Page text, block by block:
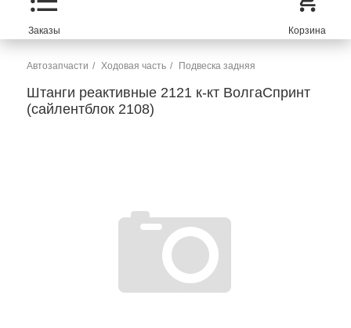
Автозапчасти Ходовая часть Подвеска задняя
Штанги реактивные 2121 к-кт ВолгаСпринт
(сайлентблок 2108)